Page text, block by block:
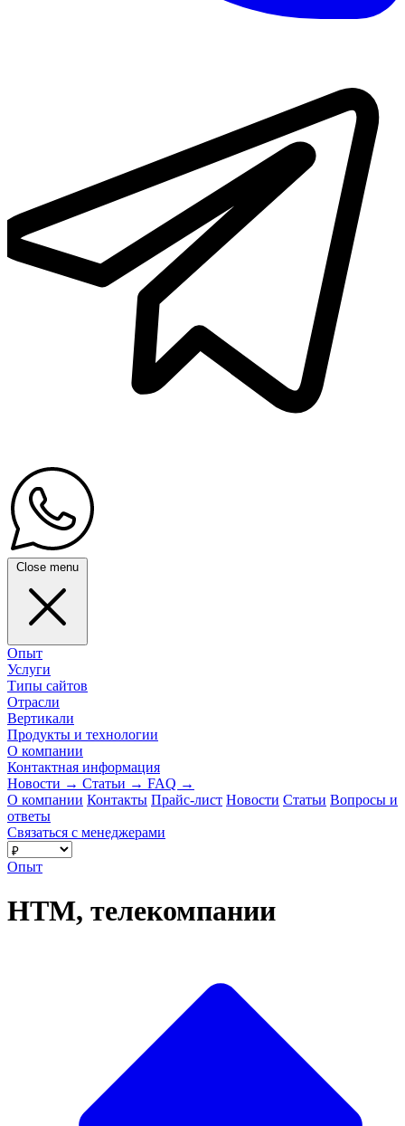
Close menu
Опыт
Услуги
Типы сайтов
Отрасли
Вертикали
Продукты и технологии
О компании
Контактная информация
Новости → Статьи → FAQ →
О компании Контакты Прайс-лист Новости Статьи Вопросы и
ответы
Связаться с менеджерами
Опыт
НТМ, телекомпании